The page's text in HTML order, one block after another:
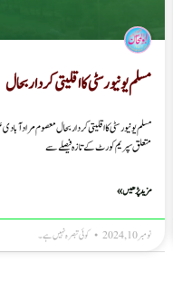
مسلم یونیورسٹی کا اقلیتی کردار بحال
مسلم یونیورسٹی کا اقلیتی کردار بحال معصوم
متعلق سپریم کورٹ کے تازہ فیصلے سے
مزید پڑھیں »
نومبر 10, 2024 کوئی تبصرہ نہیں ہے۔